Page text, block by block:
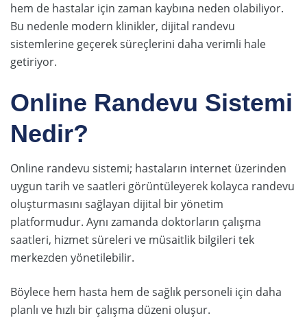
hem de hastalar için zaman kaybına neden olabiliyor.
Bu nedenle modern klinikler, dijital randevu
sistemlerine geçerek süreçlerini daha verimli hale
getiriyor.
Online Randevu Sistemi
Nedir?
Online randevu sistemi; hastaların internet üzerinden
uygun tarih ve saatleri görüntüleyerek kolayca randevu
oluşturmasını sağlayan dijital bir yönetim
platformudur. Aynı zamanda doktorların çalışma
saatleri, hizmet süreleri ve müsaitlik bilgileri tek
merkezden yönetilebilir.
Böylece hem hasta hem de sağlık personeli için daha
planlı ve hızlı bir çalışma düzeni oluşur.